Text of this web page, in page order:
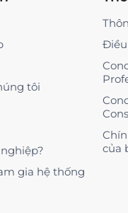
tôi
gia hệ thống
Điều
của